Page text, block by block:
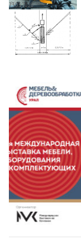
23.03.2026